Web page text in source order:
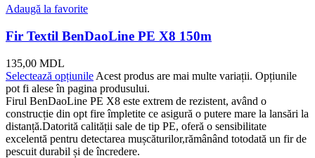
Adaugă la favorite
Fir Textil BenDaoLine PE X8 150m
135,00 MDL
Selectează opțiunile Acest produs are mai multe variații. Opțiunile
pot fi alese în pagina produsului.
Firul BenDaoLine PE X8 este extrem de rezistent, având o
construcție din opt fire împletite ce asigură o putere mare la lansări la
distanță.Datorită calității sale de tip PE, oferă o sensibilitate
excelentă pentru detectarea mușcăturilor,rămânând totodată un fir de
pescuit durabil și de încredere.